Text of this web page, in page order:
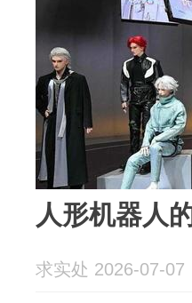
人形机器人
求实处 2026-07-07